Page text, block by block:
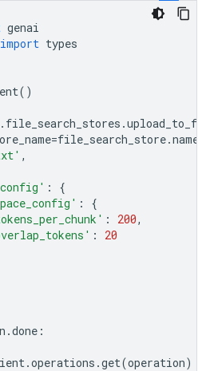
genai
import types
()
. file_search_stores .
=file_search_store.name
,
:
{
:
{
: 200,
:
20
.done :
.operations .get(operation)